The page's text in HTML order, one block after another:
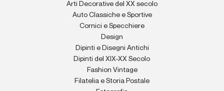
Arti Decorative del XX secolo
Auto Classiche e Sportive
Cornici e Specchiere
Design
Dipinti e Disegni Antichi
Dipinti del XIX-XX Secolo
Fashion Vintage
Filatelia e Storia Postale